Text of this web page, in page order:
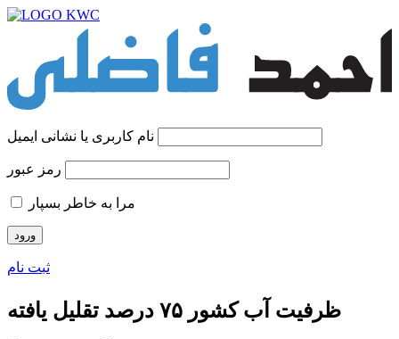
نام کاربری یا نشانی ایمیل
رمز عبور
مرا به خاطر بسپار
ثبت نام
ظرفیت آب کشور ۷۵ درصد تقلیل یافته